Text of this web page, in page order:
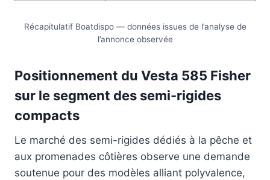
Récapitulatif Boatdispo — données issues de l’analyse de
l’annonce observée
Positionnement du Vesta 585 Fisher
sur le segment des semi-rigides
compacts
Le marché des semi-rigides dédiés à la pêche et
aux promenades côtières observe une demande
soutenue pour des modèles alliant polyvalence,